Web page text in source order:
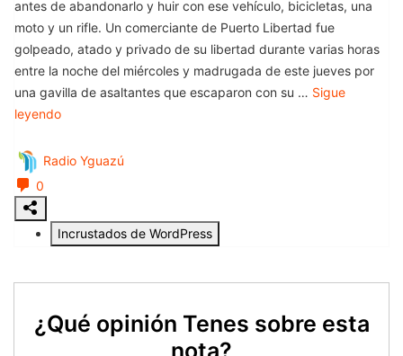
¿Qué opinión Tenes sobre esta
nota?